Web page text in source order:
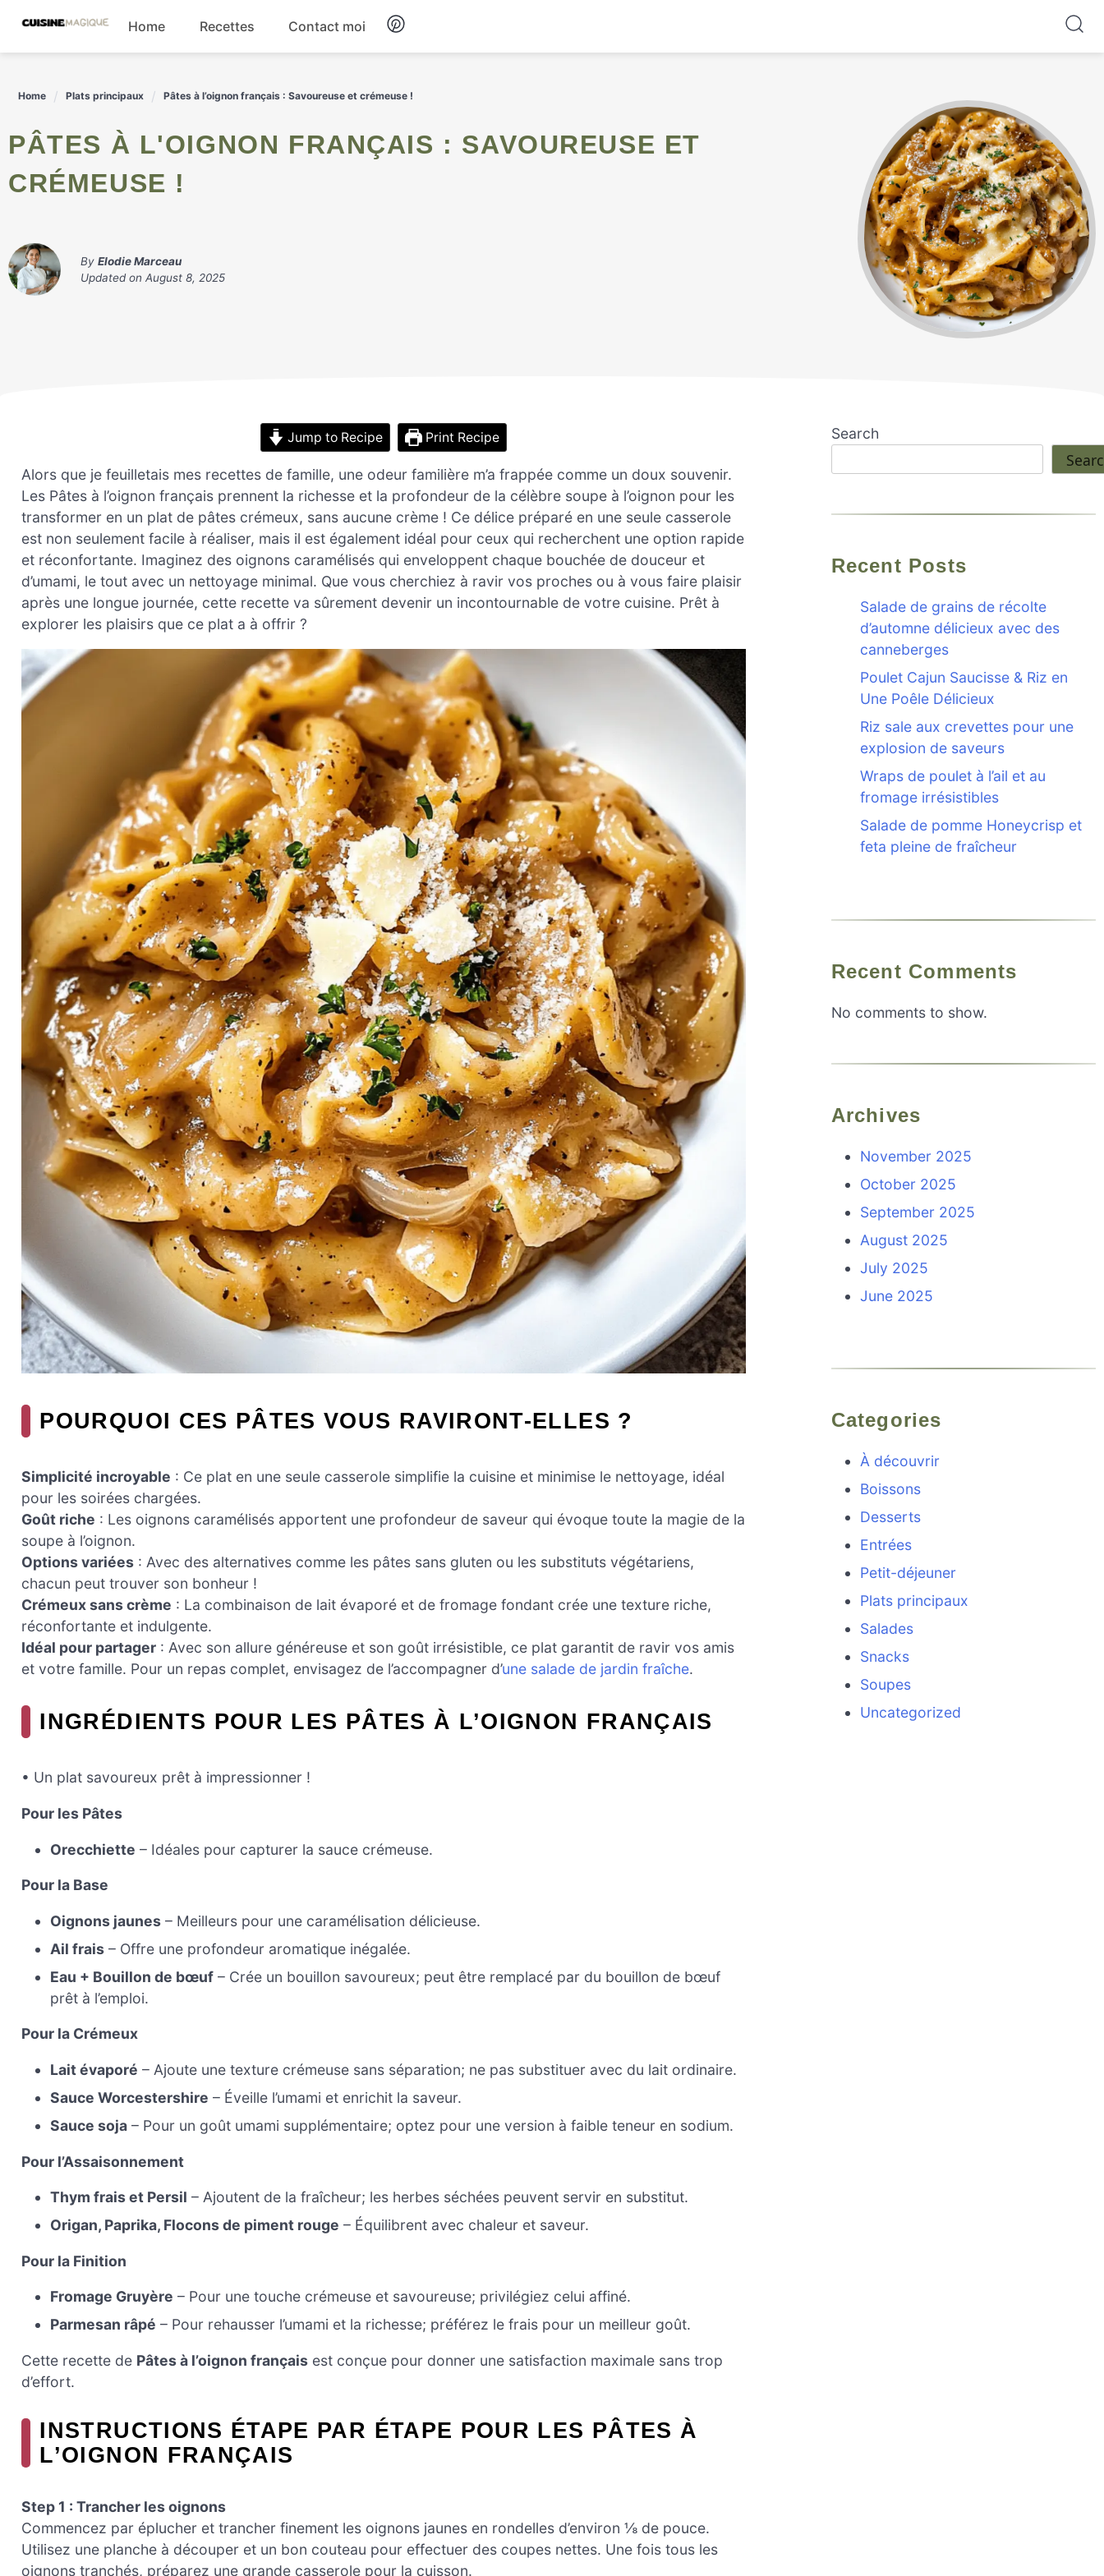
content
Home Recettes Contact moi
Home Plats principaux Pâtes à l’oignon français : Savoureuse et crémeuse !
PÂTES À L'OIGNON FRANÇAIS : SAVOUREUSE ET
CRÉMEUSE !
By Elodie Marceau
Updated on August 8, 2025
Jump to Recipe Print Recipe
Alors que je feuilletais mes recettes de famille, une odeur familière m’a frappée comme un doux souvenir.
Les Pâtes à l’oignon français prennent la richesse et la profondeur de la célèbre soupe à l’oignon pour les
transformer en un plat de pâtes crémeux, sans aucune crème ! Ce délice préparé en une seule casserole
est non seulement facile à réaliser, mais il est également idéal pour ceux qui recherchent une option rapide
et réconfortante. Imaginez des oignons caramélisés qui enveloppent chaque bouchée de douceur et
d’umami, le tout avec un nettoyage minimal. Que vous cherchiez à ravir vos proches ou à vous faire plaisir
après une longue journée, cette recette va sûrement devenir un incontournable de votre cuisine. Prêt à
explorer les plaisirs que ce plat a à offrir ?
POURQUOI CES PÂTES VOUS RAVIRONT-ELLES ?
Simplicité incroyable : Ce plat en une seule casserole simplifie la cuisine et minimise le nettoyage, idéal
pour les soirées chargées.
Goût riche : Les oignons caramélisés apportent une profondeur de saveur qui évoque toute la magie de la
soupe à l’oignon.
Options variées : Avec des alternatives comme les pâtes sans gluten ou les substituts végétariens,
chacun peut trouver son bonheur !
Crémeux sans crème : La combinaison de lait évaporé et de fromage fondant crée une texture riche,
réconfortante et indulgente.
Idéal pour partager : Avec son allure généreuse et son goût irrésistible, ce plat garantit de ravir vos amis
et votre famille. Pour un repas complet, envisagez de l’accompagner d’une salade de jardin fraîche.
INGRÉDIENTS POUR LES PÂTES À L’OIGNON FRANÇAIS
• Un plat savoureux prêt à impressionner !
Pour les Pâtes
Orecchiette – Idéales pour capturer la sauce crémeuse.
Pour la Base
Oignons jaunes – Meilleurs pour une caramélisation délicieuse.
Ail frais – Offre une profondeur aromatique inégalée.
Eau + Bouillon de bœuf – Crée un bouillon savoureux; peut être remplacé par du bouillon de bœuf
prêt à l’emploi.
Pour la Crémeux
Lait évaporé – Ajoute une texture crémeuse sans séparation; ne pas substituer avec du lait ordinaire.
Sauce Worcestershire – Éveille l’umami et enrichit la saveur.
Sauce soja – Pour un goût umami supplémentaire; optez pour une version à faible teneur en sodium.
Pour l’Assaisonnement
Thym frais et Persil – Ajoutent de la fraîcheur; les herbes séchées peuvent servir en substitut.
Origan, Paprika, Flocons de piment rouge – Équilibrent avec chaleur et saveur.
Pour la Finition
Fromage Gruyère – Pour une touche crémeuse et savoureuse; privilégiez celui affiné.
Parmesan râpé – Pour rehausser l’umami et la richesse; préférez le frais pour un meilleur goût.
Cette recette de Pâtes à l’oignon français est conçue pour donner une satisfaction maximale sans trop
d’effort.
INSTRUCTIONS ÉTAPE PAR ÉTAPE POUR LES PÂTES À
L’OIGNON FRANÇAIS
Step 1 : Trancher les oignons
Commencez par éplucher et trancher finement les oignons jaunes en rondelles d’environ ⅛ de pouce.
Utilisez une planche à découper et un bon couteau pour effectuer des coupes nettes. Une fois tous les
oignons tranchés, préparez une grande casserole pour la cuisson.
Search
Recent Posts
Salade de grains de récolte
d’automne délicieux avec des
canneberges
Poulet Cajun Saucisse & Riz en
Une Poêle Délicieux
Riz sale aux crevettes pour une
explosion de saveurs
Wraps de poulet à l’ail et au
fromage irrésistibles
Salade de pomme Honeycrisp et
feta pleine de fraîcheur
Recent Comments
No comments to show.
Archives
November 2025
October 2025
September 2025
August 2025
July 2025
June 2025
Categories
À découvrir
Boissons
Desserts
Entrées
Petit-déjeuner
Plats principaux
Salades
Snacks
Soupes
Uncategorized